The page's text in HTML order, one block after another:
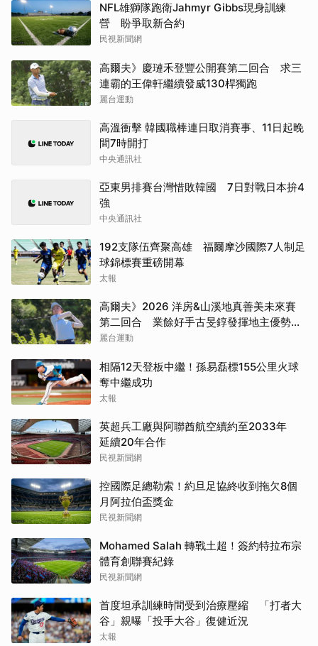
NFL雄獅隊跑衛Jahmyr Gibbs現身訓練
營 盼爭取新合約
民視新聞網
高爾夫》慶璉禾登豐公開賽第二回合 求三
連霸的王偉軒繼續發威130桿獨跑
麗台運動
高溫衝擊 韓國職棒連日取消賽事、11日起晚
間7時開打
中央通訊社
亞東男排賽台灣惜敗韓國 7日對戰日本拚4
強
中央通訊社
192支隊伍齊聚高雄 福爾摩沙國際7人制足
球錦標賽重磅開幕
太報
高爾夫》2026 洋房&山溪地真善美未來賽
第二回合 業餘好手古旻錞發揮地主優勢
139桿搶下首位
麗台運動
相隔12天登板中繼！孫易磊標155公里火球
奪中繼成功
太報
英超兵工廠與阿聯酋航空續約至2033年
延續20年合作
民視新聞網
控國際足總勒索！約旦足協終收到拖欠8個
月阿拉伯盃獎金
民視新聞網
Mohamed Salah 轉戰土超！簽約特拉布宗
體育創聯賽紀錄
民視新聞網
首度坦承訓練時間受到治療壓縮 「打者大
谷」親曝「投手大谷」復健近況
太報